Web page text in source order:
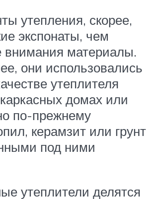
утепления, скорее,
экспонаты, чем
материалы.
они использовались
утеплителя
домах или
по-прежнему
керамзит или грунт
под ними
утеплители делятся